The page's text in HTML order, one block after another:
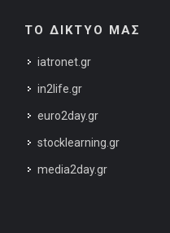
ΤΟ ΔΙΚΤΥΟ ΜΑΣ
iatronet.gr
in2life.gr
euro2day.gr
stocklearning.gr
media2day.gr